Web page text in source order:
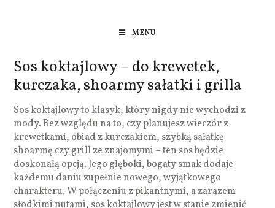
MENU
Sos koktajlowy – do krewetek,
kurczaka, shoarmy sałatki i grilla
Sos koktajlowy to klasyk, który nigdy nie wychodzi z
mody. Bez względu na to, czy planujesz wieczór z
krewetkami, obiad z kurczakiem, szybką sałatkę
shoarmę czy grill ze znajomymi – ten sos będzie
doskonałą opcją. Jego głęboki, bogaty smak dodaje
każdemu daniu zupełnie nowego, wyjątkowego
charakteru. W połączeniu z pikantnymi, a zarazem
słodkimi nutami, sos koktajlowy jest w stanie zmienić